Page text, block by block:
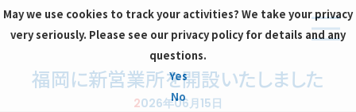
福岡に新営業所を開設いたしました
2026年06月15日
May we use cookies to track your activities? We take your privacy
very seriously. Please see our privacy policy for details and any
questions.
Yes
No